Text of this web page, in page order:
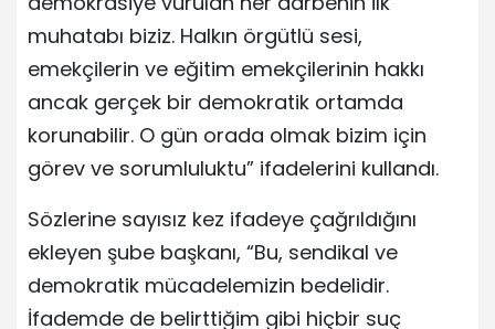
muhatabı biziz. Halkın örgütlü sesi,
emekçilerin ve eğitim emekçilerinin hakkı
ancak gerçek bir demokratik ortamda
korunabilir. O gün orada olmak bizim için
görev ve sorumluluktu” ifadelerini kullandı.
Sözlerine sayısız kez ifadeye çağrıldığını
ekleyen şube başkanı, “Bu, sendikal ve
demokratik mücadelemizin bedelidir.
İfademde de belirttiğim gibi hiçbir suç